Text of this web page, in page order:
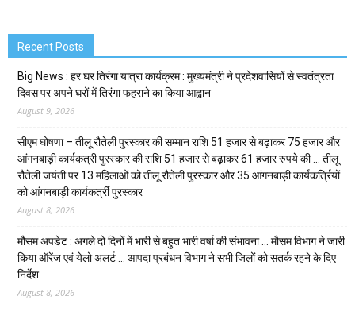
Recent Posts
Big News : हर घर तिरंगा यात्रा कार्यक्रम : मुख्यमंत्री ने प्रदेशवासियों से स्वतंत्रता
दिवस पर अपने घरों में तिरंगा फहराने का किया आह्वान
August 9, 2026
सीएम घोषणा – तीलू रौतेली पुरस्कार की सम्मान राशि 51 हजार से बढ़ाकर 75 हजार और
आंगनबाड़ी कार्यकत्री पुरस्कार की राशि 51 हजार से बढ़ाकर 61 हजार रुपये की … तीलू
रौतेली जयंती पर 13 महिलाओं को तीलू रौतेली पुरस्कार और 35 आंगनबाड़ी कार्यकर्त्रियों
को आंगनबाड़ी कार्यकर्त्री पुरस्कार
August 8, 2026
मौसम अपडेट : अगले दो दिनों में भारी से बहुत भारी वर्षा की संभावना … मौसम विभाग ने जारी
किया ऑरेंज एवं येलो अलर्ट … आपदा प्रबंधन विभाग ने सभी जिलों को सतर्क रहने के दिए
निर्देश
August 8, 2026